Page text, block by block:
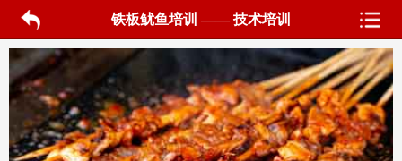
铁板鱿鱼培训 —— 技术培训